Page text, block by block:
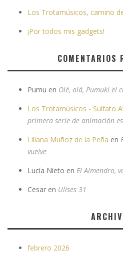
Los Trotamúsicos, camino
¡Por todos mis gadgets!
COMENTARIOS
Pumu en Olé, olá, Pumuki el
Los Trotamúsicos - Sulfato
primera serie de animación
Liliana Muñoz de la Peña en
vuelve
Lucía Nieto en El Almendro,
Cesar en Ulises 31
febrero 2026